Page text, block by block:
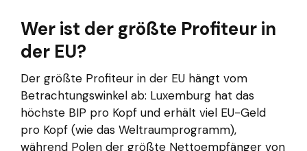
Wer ist der größte Profiteur in
der EU?
Der größte Profiteur in der EU hängt vom
Betrachtungswinkel ab: Luxemburg hat das
höchste BIP pro Kopf und erhält viel EU-Geld
pro Kopf (wie das Weltraumprogramm),
während Polen der größte Nettoempfänger von